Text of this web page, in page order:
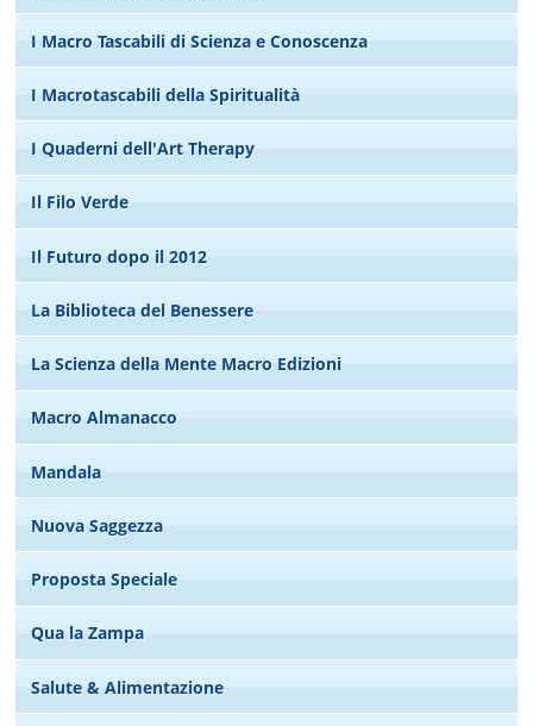
I Macro Tascabili di Scienza e Conoscenza
I Macrotascabili della Spiritualità
I Quaderni dell'Art Therapy
Il Filo Verde
Il Futuro dopo il 2012
La Biblioteca del Benessere
La Scienza della Mente Macro Edizioni
Macro Almanacco
Mandala
Nuova Saggezza
Proposta Speciale
Qua la Zampa
Salute & Alimentazione